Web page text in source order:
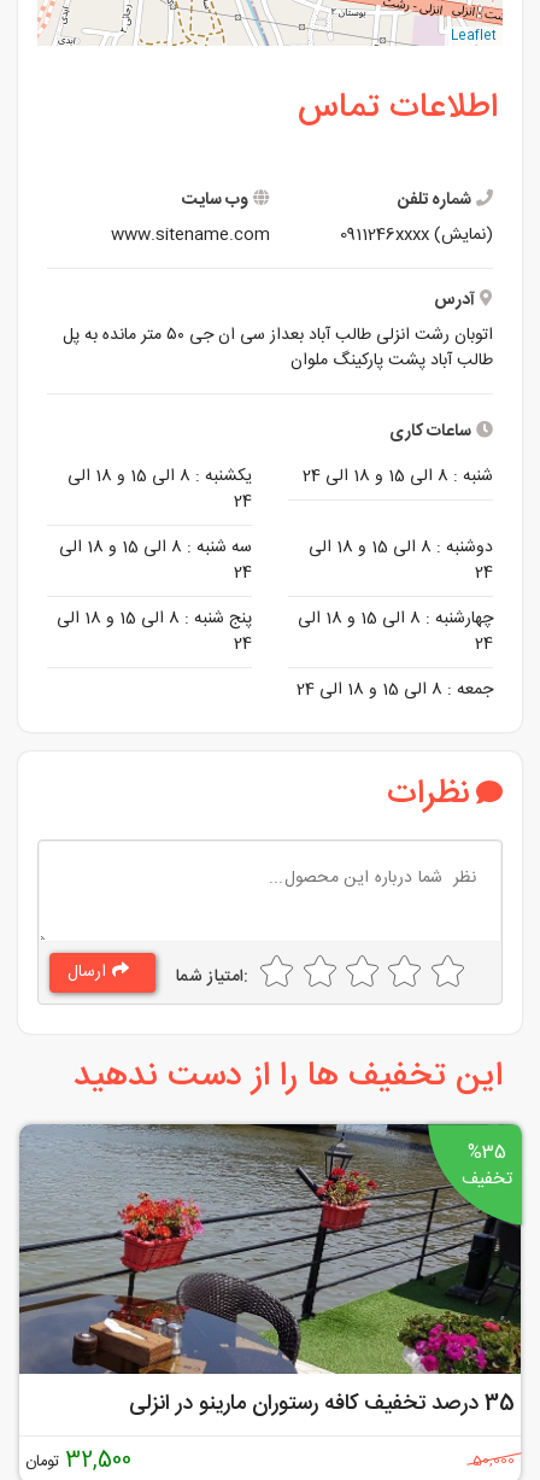
Leaflet
اطلاعات تماس
شماره تلفن
(نمایش)0911246xxxx
وب سایت
www.sitename.com
آدرس
اتوبان رشت انزلی طالب آباد بعداز سی ان جی ۵۰ متر مانده به پل
طالب آباد پشت پارکینگ ملوان
ساعات کاری
شنبه : 8 الی 15 و 18 الی 24 یکشنبه :
8 الی 15 و 18 الی
24
دوشنبه :
8 الی 15 و 18 الی
24
سه شنبه :
8 الی 15 و 18 الی
24
چهارشنبه :
8 الی 15 و 18 الی
24
پنج شنبه :
8 الی 15 و 18 الی
24
جمعه : 8 الی 15 و 18 الی 24
نظرات
ارسال :امتیاز شما
این تخفیف ها را از دست ندهید
%35
تخفیف
35 درصد تخفیف کافه رستوران مارینو در انزلی
50,000
32,500 تومان